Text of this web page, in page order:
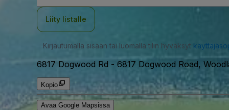
Liity listalle
Kirjautumalla sisään tai luomalla tilin hyväksyt
6817 Dogwood Rd - 6817 Dogwood Road,
Kopio
Avaa Google Mapsissa